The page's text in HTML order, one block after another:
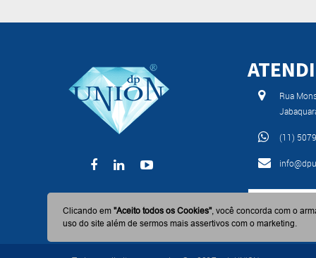
Rua
(11)
BAIXE
Clicando em"Aceito todos os Cookies", você concorda com o
uso do site além de sermos mais assertivos com o marketing.